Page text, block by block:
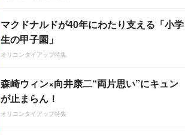
マクドナルドが40年にわたり支える「小学
生の甲子園」
オリコンタイアップ特集
森崎ウィン×向井康二“両片思い”にキュン
が止まらん！
オリコンタイアップ特集